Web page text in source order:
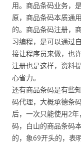
用。商品条码业务，
原，商品条码本质通
的。商品条码注册，
习编程，是可以通过
接让程序员来做，也
注册也是这样，资料
心省力。
还有商品条码是有些
码代理，大概承德条
后，一次只能使用2
码，白山的商品条码
的，象69开头的，表